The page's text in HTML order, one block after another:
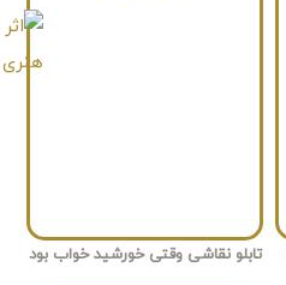
تابلو نقاشی وقتی خورشید خواب بود